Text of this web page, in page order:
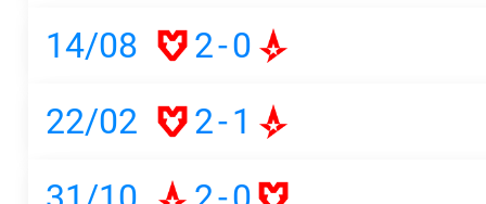
14/08
2-0
22/02
2-1